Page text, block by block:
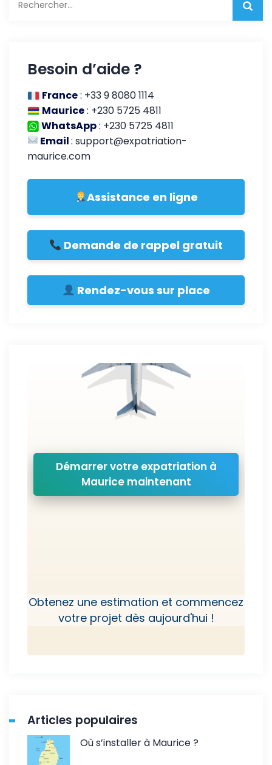
Besoin d’aide ?
France: +33 9 8080 1114
Maurice: +230 5725 4811
WhatsApp: +230 5725 4811
Email:support@expatriation-
maurice.com
Assistance en ligne
Demande de rappel gratuit
Rendez-vous sur place
Démarrer votre expatriation à
Maurice maintenant
Obtenez une estimation et commencez
votre projet dès aujourd'hui !
Articles populaires
Où s’installer à Maurice ?